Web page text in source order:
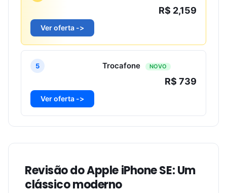
R$ 2,159
Ver oferta ->
5 Trocafone NOVO
R$ 739
Ver oferta ->
Revisão do Apple iPhone SE: Um
clássico moderno